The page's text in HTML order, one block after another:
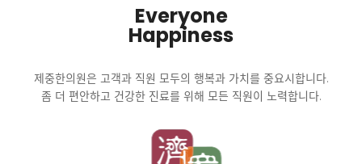
Everyone
Happiness
제중한의원은 고객과 직원 모두의 행복과 가치를 중요시합니다.
좀 더 편안하고 건강한 진료를 위해 모든 직원이 노력합니다.